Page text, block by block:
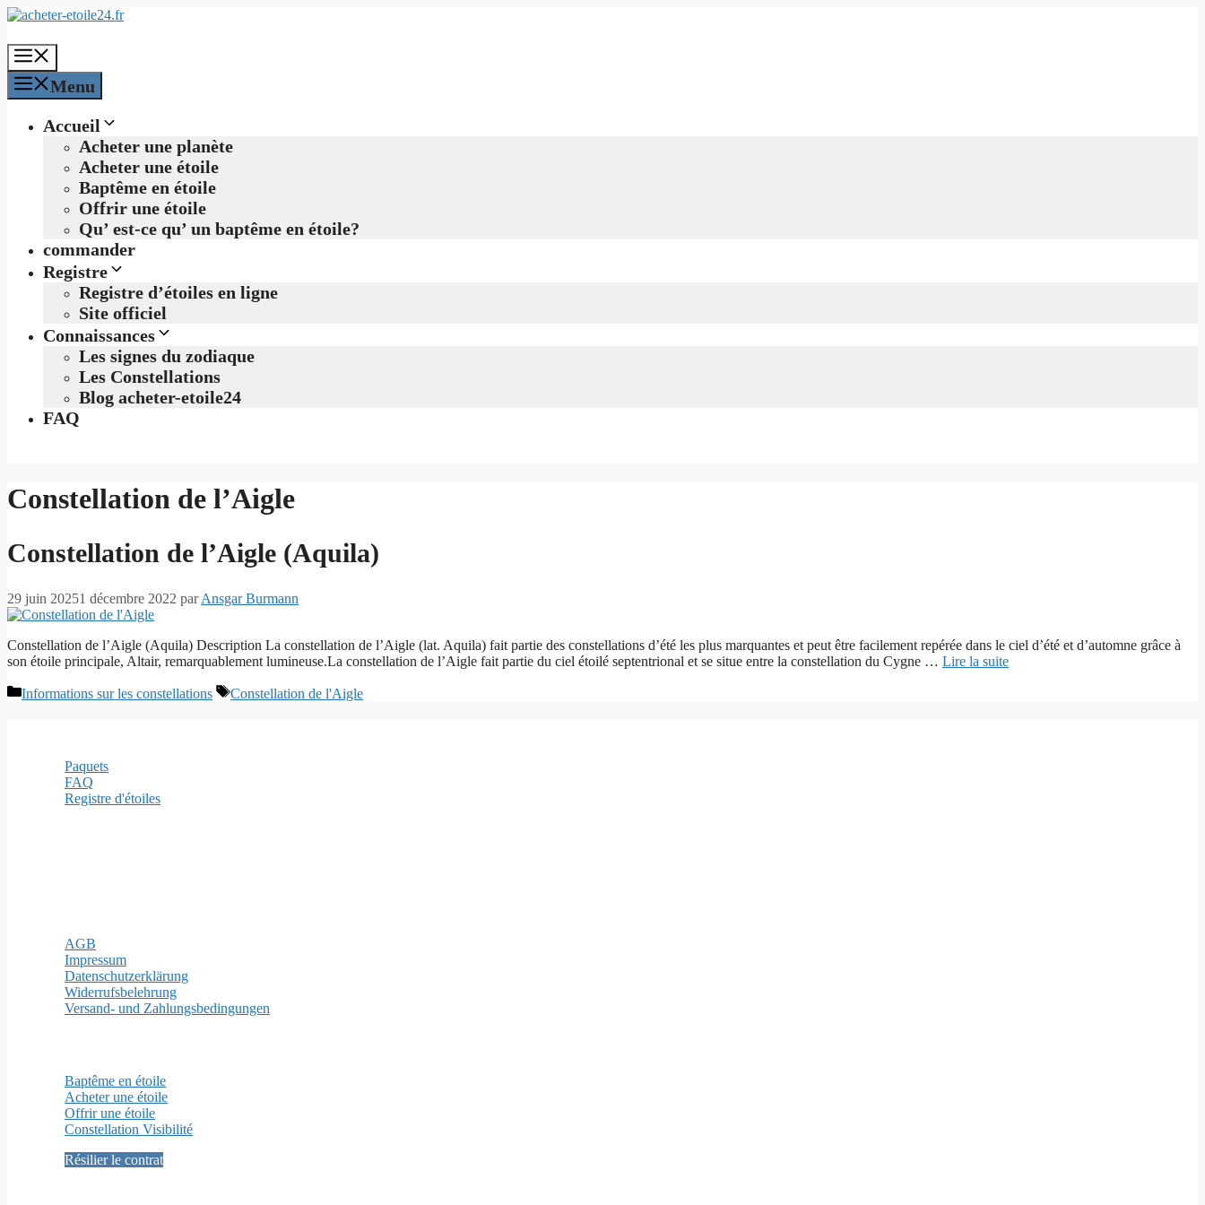
Aller
contenu
Menu
Accueil
Acheter une planète
Acheter une étoile
Baptême en étoile
Offrir une étoile
Qu’ est-ce qu’ un baptême en étoile?
commander
Registre
Registre d’étoiles en ligne
Site officiel
Connaissances
Les signes du zodiaque
Les Constellations
Blog acheter-etoile24
FAQ
Constellation de l’Aigle
Constellation de l’Aigle (Aquila)
29 juin 20251 décembre 2022 parAnsgar Burmann
Constellation de l’Aigle (Aquila) Description La constellation de l’Aigle (lat. Aquila) fait partie des constellations d’été les plus marquantes et peut être facilement repérée dans le ciel d’été et d’automne grâce à
son étoile principale, Altair, remarquablement lumineuse.La constellation de l’Aigle fait partie du ciel étoilé septentrional et se situe entre la constellation du Cygne … Lire la suite
Catégories
Informations sur les constellations Étiquettes
Constellation de l'Aigle
Paquets
FAQ
Registre d'étoiles
AGB
Impressum
Datenschutzerklärung
Widerrufsbelehrung
Versand- und Zahlungsbedingungen
Baptême en étoile
Acheter une étoile
Offrir une étoile
Constellation Visibilité
Résilier le contrat